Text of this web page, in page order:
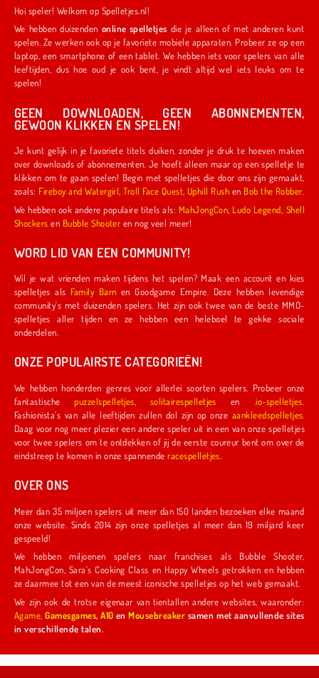
Hoi speler! Welkom op Spelletjes.nl!
We hebben duizenden online spelletjes die je alleen of met anderen kunt
spelen. Ze werken ook op je favoriete mobiele apparaten. Probeer ze op een
laptop, een smartphone of een tablet. We hebben iets voor spelers van alle
leeftijden, dus hoe oud je ook bent, je vindt altijd wel iets leuks om te
spelen!
GEEN DOWNLOADEN, GEEN ABONNEMENTEN,
GEWOON KLIKKEN EN SPELEN!
Je kunt gelijk in je favoriete titels duiken, zonder je druk te hoeven maken
over downloads of abonnementen. Je hoeft alleen maar op een spelletje te
klikken om te gaan spelen! Begin met spelletjes die door ons zijn gemaakt,
zoals:
Fireboy and Watergirl ,Troll Face Quest Uphill Rush en Bob the Robber
We hebben ook andere populaire titels als: MahJongCon Ludo Legend Shell
Shockers en Bubble Shooter en nog veel meer!
WORD LID VAN EEN COMMUNITY!
Wil je wat vrienden maken tijdens het spelen? Maak een account en kies
spelletjes als
Family Barn en Goodgame Empire. Deze hebben levendige
community's met duizenden spelers. Het zijn ook twee van de beste MMO-
spelletjes aller tijden en ze hebben een heleboel te gekke sociale
onderdelen.
ONZE POPULAIRSTE CATEGORIEËN!
We hebben honderden genres voor allerlei soorten spelers. Probeer onze
fantastischepuzzelspelletjes solitairespelletjes en .io-spelletjes
Fashionista's van alle leeftijden zullen dol zijn op onze aankleedspelletjes
Daag voor nog meer plezier een andere speler uit in een van onze spelletjes
voor twee spelers om te ontdekken of jij de eerste coureur bent om over de
eindstreep te komen in onze spannenderacespelletjes
OVER ONS
Meer dan 35 miljoen spelers uit meer dan 150 landen bezoeken elke maand
onze website. Sinds 2014 zijn onze spelletjes al meer dan 19 miljard keer
gespeeld!
We hebben miljoenen spelers naar franchises als Bubble Shooter,
MahJongCon, Sara's Cooking Class en Happy Wheels getrokken en hebben
ze daarmee tot een van de meest iconische spelletjes op het web gemaakt.
We zijn ook de trotse eigenaar van tientallen andere websites, waaronder:
Agame ,Gamesgames,A10 enMousebreaker samen met aanvullende sites
in verschillende talen.